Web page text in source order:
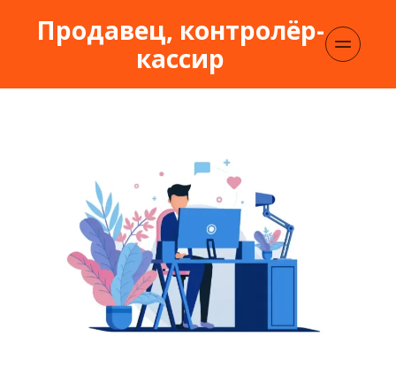
Продавец, контролёр-
кассир